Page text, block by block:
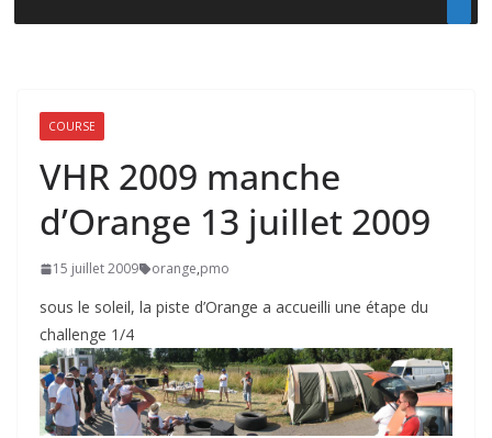
COURSE
VHR 2009 manche
d’Orange 13 juillet 2009
15 juillet 2009 orange,pmo
sous le soleil, la piste d’Orange a accueilli une étape du
challenge 1/4